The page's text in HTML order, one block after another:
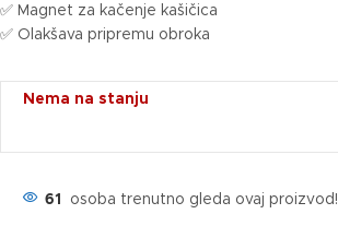
✅ Magnet za kačenje kašičica
✅ Olakšava pripremu obroka
Nema na stanju
61 osoba trenutno gleda ovaj proizvod!